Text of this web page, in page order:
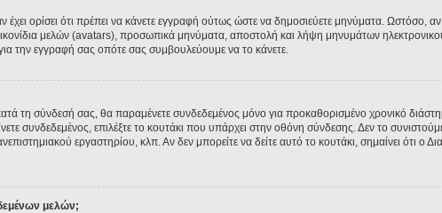
ορίσει ότι πρέπει να κάνετε εγγραφή ούτως ώστε να δημοσιεύετε μηνύματα. Ωστόσο,
μελών (avatars), προσωπικά μηνύματα, αποστολή και λήψη μηνυμάτων
την εγγραφή σας οπότε σας συμβουλεύουμε να το κάνετε.
τη σύνδεσή σας, θα παραμένετε συνδεδεμένος μόνο για προκαθορισμένο χρονικό
συνδεδεμένος, επιλέξτε το κουτάκι που υπάρχει στην οθόνη σύνδεσης. Δεν το
εργαστηρίου, κλπ. Αν δεν μπορείτε να δείτε αυτό το κουτάκι, σημαίνει ότι ο
μελών;